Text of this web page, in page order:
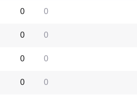
0
0
0
0
0
0
0
0